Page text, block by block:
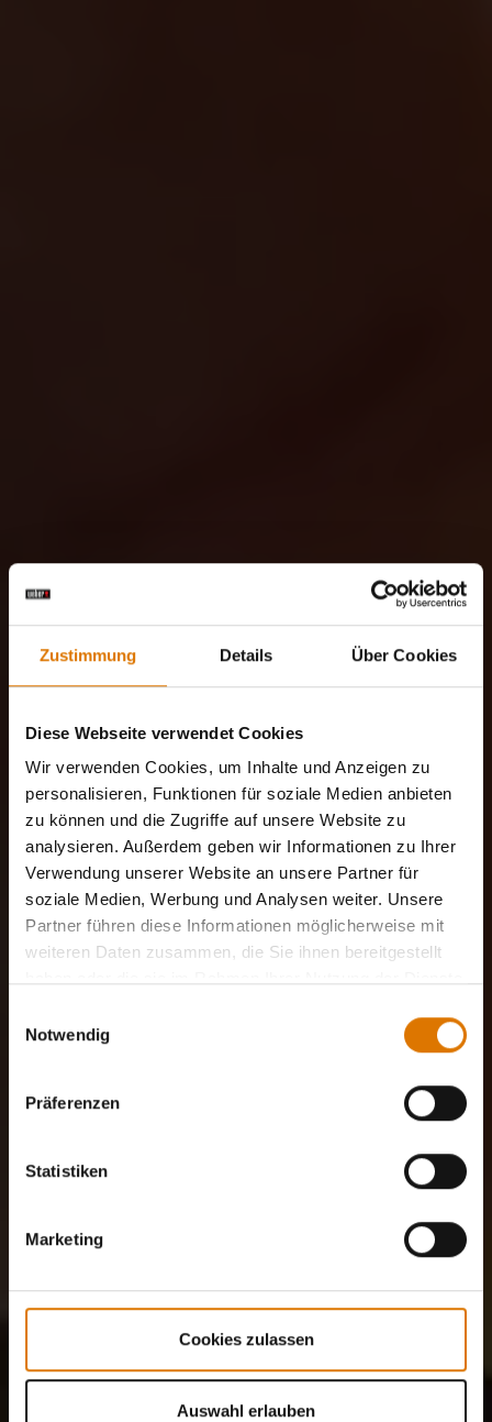
Zustimmung Details Über Cookies
Diese Webseite verwendet Cookies
Wir verwenden Cookies, um Inhalte und Anzeigen zu
personalisieren, Funktionen für soziale Medien anbieten
zu können und die Zugriffe auf unsere Website zu
analysieren. Außerdem geben wir Informationen zu Ihrer
Verwendung unserer Website an unsere Partner für
soziale Medien, Werbung und Analysen weiter. Unsere
Partner führen diese Informationen möglicherweise mit
weiteren Daten zusammen, die Sie ihnen bereitgestellt
Notwendig
Präferenzen
Statistiken
Marketing
Cookies zulassen
Auswahl erlauben